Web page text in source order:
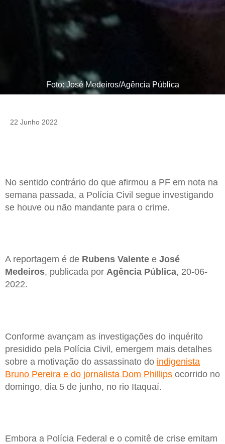
Foto: José Medeiros/Agência Pública
22 Junho 2022
No sentido contrário do que afirmou a PF em nota na
semana passada, a Polícia Civil segue investigando
se houve ou não mandante para o crime.
A reportagem é de Rubens Valente e José
Medeiros, publicada por Agência Pública, 20-06-
2022.
Conforme avançam as investigações do inquérito
presidido pela Polícia Civil, emergem mais detalhes
sobre a motivação do assassinato do indigenista
Bruno Pereira e do jornalista Dom Phillips ocorrido no
domingo, dia 5 de junho, no rio Itaquaí.
Embora a Polícia Federal e o comitê de crise emitam